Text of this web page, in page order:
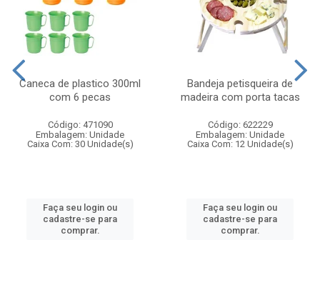
Caneca de plastico 300ml
com 6 pecas
Código: 471090
Embalagem: Unidade
Caixa Com: 30 Unidade(s)
Faça seu login ou
cadastre-se para
comprar.
Bandeja petisqueira de
madeira com porta tacas
Código: 622229
Embalagem: Unidade
Caixa Com: 12 Unidade(s)
Faça seu login ou
cadastre-se para
comprar.